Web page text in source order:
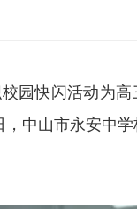
园快闪活动为高
中山市永安中